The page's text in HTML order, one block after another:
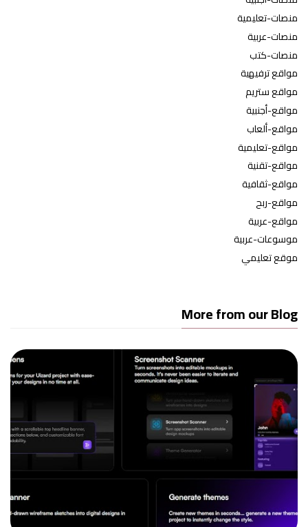
منصات-تعليمية
منصات-عربية
منصات-كتب
مواقع ترفيهية
مواقع ستريم
مواقع-أجنبية
مواقع-ألعاب
مواقع-تعليمية
مواقع-تقنية
مواقع-ثقافية
مواقع-ربح
مواقع-عربية
موسوعات-عربية
موقع تعليمي
More from our Blog